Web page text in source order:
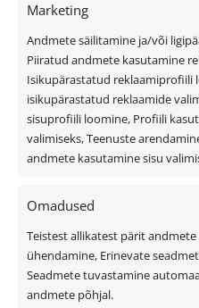
Marketing
Andmete säilitamine ja/või
Piiratud andmete kasutamine
Isikupärastatud reklaamiprofiili
isikupärastatud reklaamide
sisuprofiili loomine, Profiili
valimiseks, Teenuste
andmete kasutamine sisu
Omadused
Teistest allikatest pärit
ühendamine, Erinevate
Seadmete tuvastamine
andmete põhjal.
Fassaad ja